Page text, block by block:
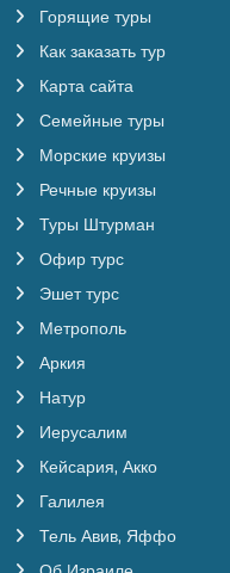
Горящие туры
Как заказать тур
Карта сайта
Семейные туры
Морские круизы
Речные круизы
Туры Штурман
Офир турс
Эшет турс
Метрополь
Аркия
Натур
Иерусалим
Кейсария, Акко
Галилея
Тель Авив, Яффо